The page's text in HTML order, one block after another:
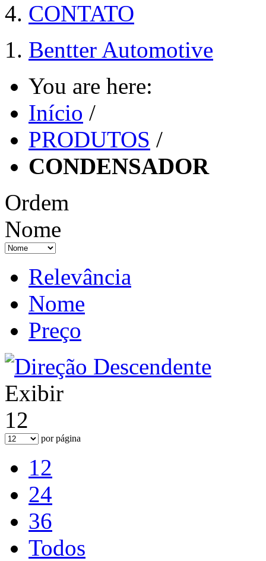
CONTATO
Bentter Automotive
You are here:
Início /
PRODUTOS /
CONDENSADOR
Ordem
Nome
Relevância
Nome
Preço
Exibir
12
por página
12
24
36
Todos